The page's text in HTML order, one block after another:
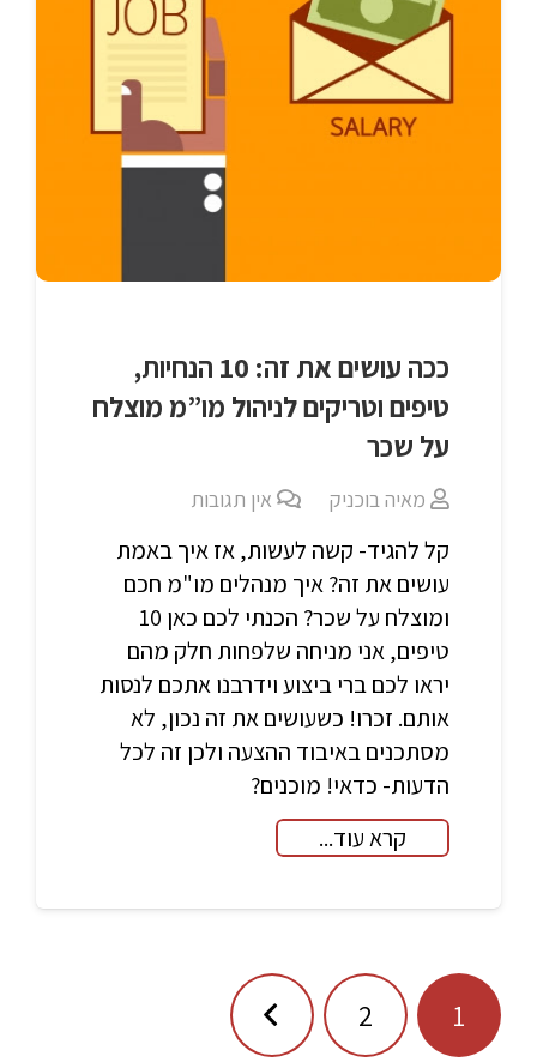
ככה עושים את זה: 10 הנחיות,
טיפים וטריקים לניהול מו”מ מוצלח
על שכר
מאיה בוכניק אין תגובות
קל להגיד- קשה לעשות, אז איך באמת
עושים את זה? איך מנהלים מו"מ חכם
ומוצלח על שכר? הכנתי לכם כאן 10
טיפים, אני מניחה שלפחות חלק מהם
יראו לכם ברי ביצוע וידרבנו אתכם לנסות
אותם. זכרו! כשעושים את זה נכון, לא
מסתכנים באיבוד ההצעה ולכן זה לכל
הדעות- כדאי! מוכנים?
קרא עוד...
ניווט
1
2